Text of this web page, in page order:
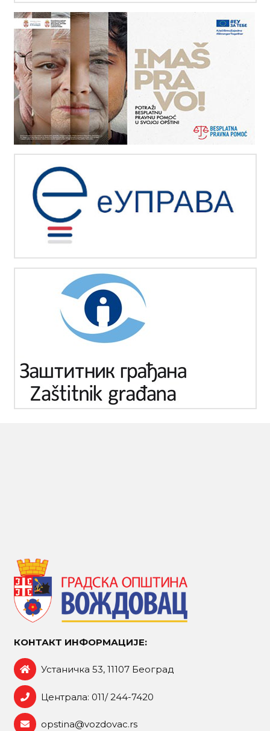
КОНТАКТ ИНФОРМАЦИЈЕ:
Устаничка 53, 11107 Београд
Централа: 011/ 244-7420
opstina@vozdovac.rs